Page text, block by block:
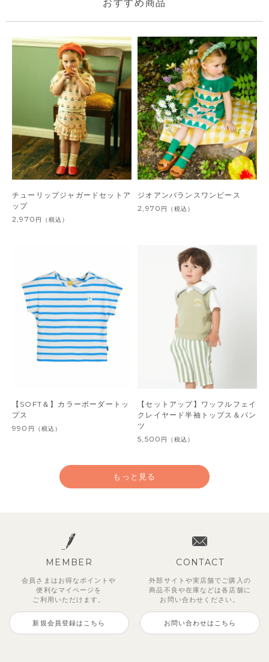
おすすめ商品
チューリップジャガードセットア
ップ
2,970 円 （税込）
ジオアンバランスワンピース
2,970 円 （税込）
【SOFT＆】カラーボーダートッ
プス
990 円 （税込）
【セットアップ】ワッフルフェイ
クレイヤード半袖トップス＆パン
ツ
5,500 円 （税込）
もっと見る
MEMBER
会員さまはお得なポイントや
便利な マイページを
ご利用いただけます。
新規会員登録はこちら
CONTACT
外部サイトや実店舗でご購入の
商品不良や在庫などは各店舗に
お問い合わせください。
お問い合わせはこちら